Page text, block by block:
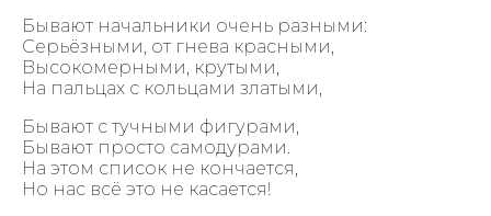
Бывают начальники очень разными:
Серьёзными, от гнева красными,
Высокомерными, крутыми,
На пальцах с кольцами златыми,
Бывают с тучными фигурами,
Бывают просто самодурами.
На этом список не кончается,
Но нас всё это не касается!